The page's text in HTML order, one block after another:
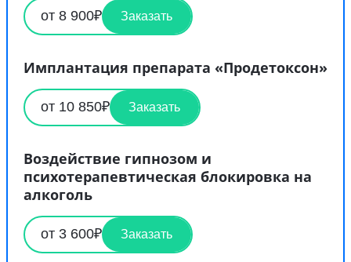
от 8 900₽ Заказать
Имплантация препарата «Продетоксон»
от 10 850₽ Заказать
Воздействие гипнозом и
психотерапевтическая блокировка на
алкоголь
от 3 600₽ Заказать